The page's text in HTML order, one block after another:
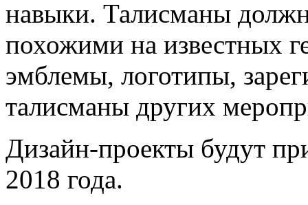
навыки. Талисманы
похожими на известных
эмблемы, логотипы,
талисманы других
Дизайн-проекты будут
2018 года.